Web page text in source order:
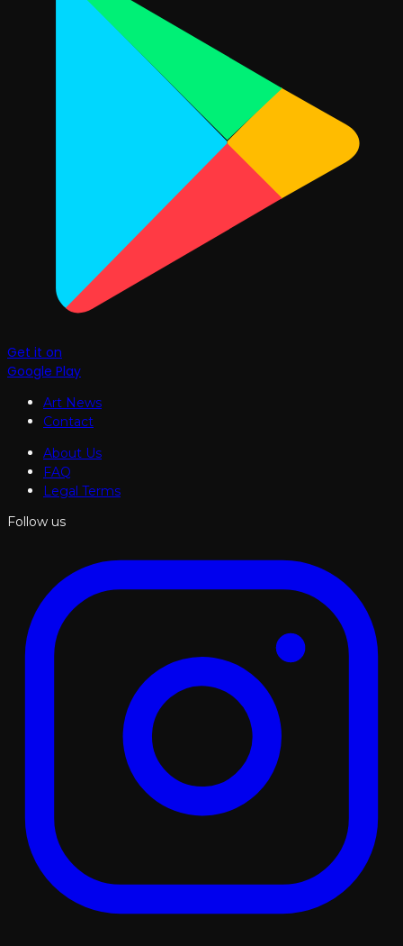
Get it on
Google Play
Art News
Contact
About Us
FAQ
Legal Terms
Follow us